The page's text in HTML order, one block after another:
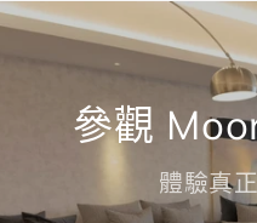
參觀
體驗真